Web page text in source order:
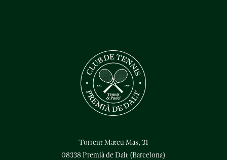
Torrent Mateu Mas, 31
08338 Premià de Dalt (Barcelona)